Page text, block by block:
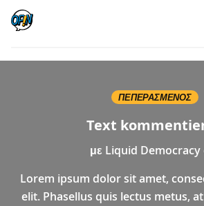
ΠΕΠΕΡΑΣΜΈΝΟΣ
Text
με Liquid Democracy
Lorem ipsum dolor sit amet,
elit. Phasellus quis lectus metus,